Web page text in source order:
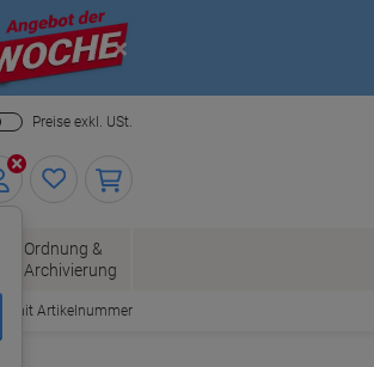
Close
Preise exkl. USt.
Ordnung &
Archivierung
mit Artikelnummer